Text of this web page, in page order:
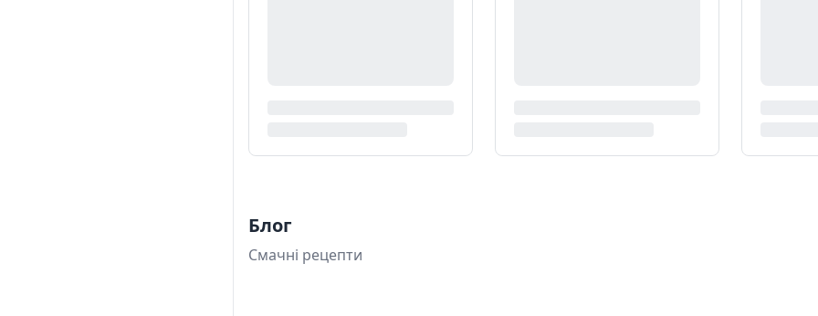
Блог
Смачні рецепти